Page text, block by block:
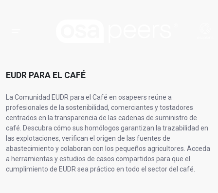
EUDR PARA EL CAFÉ
La Comunidad EUDR para el Café en osapeers reúne a
profesionales de la sostenibilidad, comerciantes y tostadores
centrados en la transparencia de las cadenas de suministro de
café. Descubra cómo sus homólogos garantizan la trazabilidad en
las explotaciones, verifican el origen de las fuentes de
abastecimiento y colaboran con los pequeños agricultores. Acceda
a herramientas y estudios de casos compartidos para que el
cumplimiento de EUDR sea práctico en todo el sector del café.